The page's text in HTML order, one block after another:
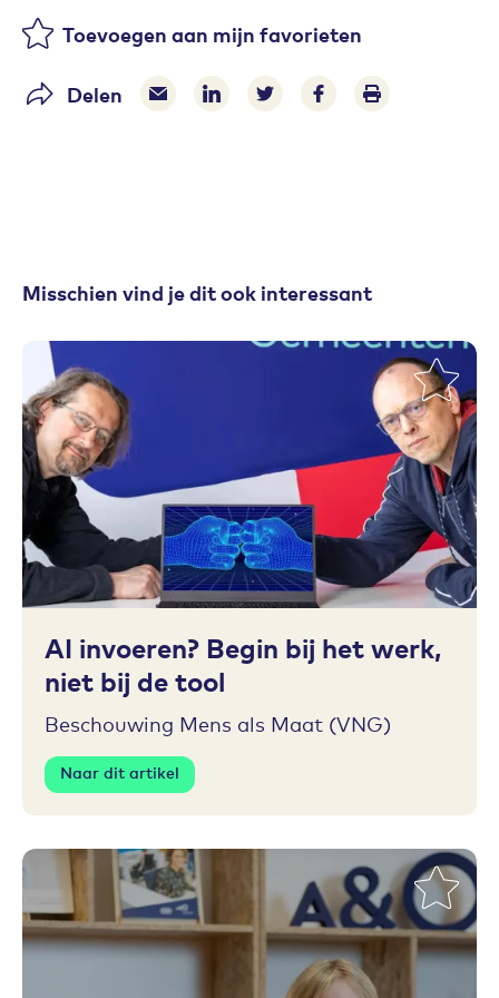
Toevoegen aan mijn favorieten
Delen Delen via e-mail
Delen via LinkedIn
Deel op Twitter
Deel op Facebook
Print pagina
Misschien vind je dit ook interessant
Toevoegen aan favorieten
AI invoeren? Begin bij het werk,
niet bij de tool
Beschouwing Mens als Maat (VNG)
Naar dit artikel